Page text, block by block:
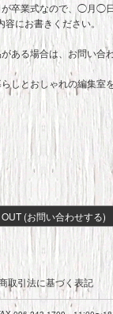
卒業式なので、◯月◯日
にお書きください。
ある場合は、お問い合
しとおしゃれの編集室
(お問い合わせする)
取引法に基づく表記